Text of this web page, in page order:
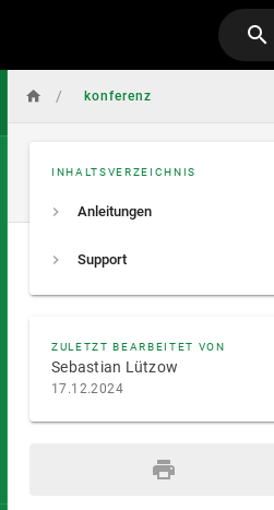
/ konferenz
INHALTSVERZEICHNIS
Anleitungen
Support
ZULETZT BEARBEITET VON
Sebastian Lützow
17.12.2024